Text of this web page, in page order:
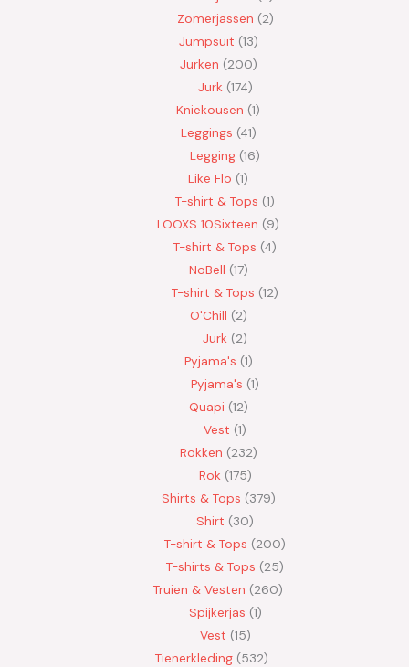
Zomerjassen 2
Jumpsuit 13
Jurken 200
Jurk 174
Kniekousen 1
Leggings 41
Legging 16
Like Flo 1
T-shirt & Tops 1
LOOXS 10Sixteen
9
T-shirt & Tops 4
NoBell 17
T-shirt & Tops 12
O'Chill 2
Jurk
2
Pyjama's 1
Pyjama's 1
Quapi 12
Vest 1
Rokken 232
Rok 175
Shirts & Tops 379
Shirt
30
T-shirt & Tops
200
T-shirts & Tops
25
Truien & Vesten
260
Spijkerjas 1
Vest 15
Tienerkleding 532